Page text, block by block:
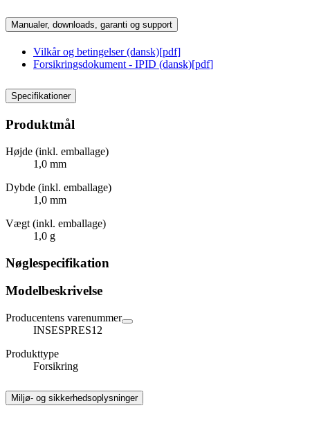
Manualer, downloads, garanti og support
Vilkår og betingelser (dansk)[pdf]
Forsikringsdokument - IPID (dansk)[pdf]
Specifikationer
Produktmål
Højde (inkl. emballage)
1,0 mm
Dybde (inkl. emballage)
1,0 mm
Vægt (inkl. emballage)
1,0 g
Nøglespecifikation
Modelbeskrivelse
Producentens varenummer
INSESPRES12
Produkttype
Forsikring
Miljø- og sikkerhedsoplysninger